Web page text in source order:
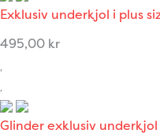
Exklusiv underkjol i plus
495,00 kr
Glinder exklusiv